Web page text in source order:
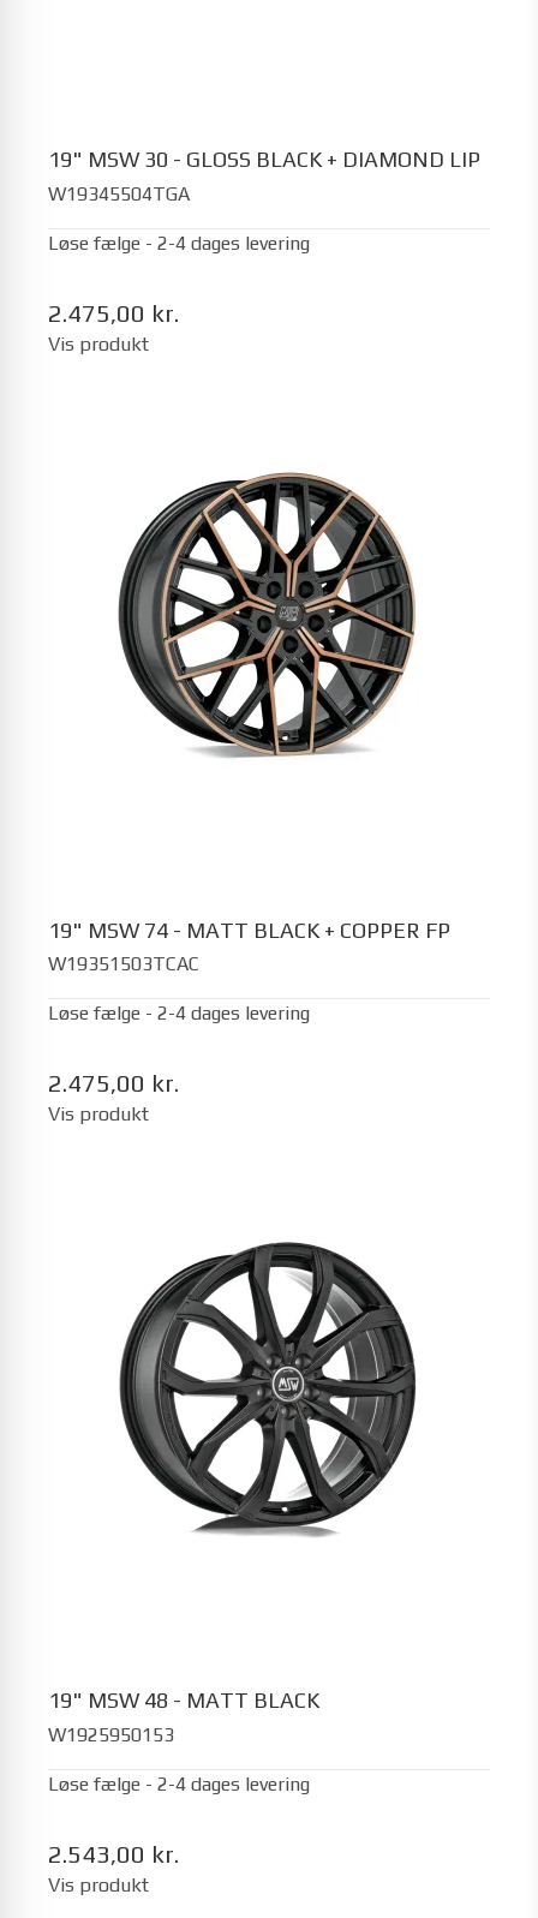
19" MSW 30 - GLOSS BLACK + DIAMOND LIP
W19345504TGA
Løse fælge - 2-4 dages levering
2.475,00 kr.
Vis produkt
19" MSW 74 - MATT BLACK + COPPER FP
W19351503TCAC
Løse fælge - 2-4 dages levering
2.475,00 kr.
Vis produkt
19" MSW 48 - MATT BLACK
W1925950153
Løse fælge - 2-4 dages levering
2.543,00 kr.
Vis produkt